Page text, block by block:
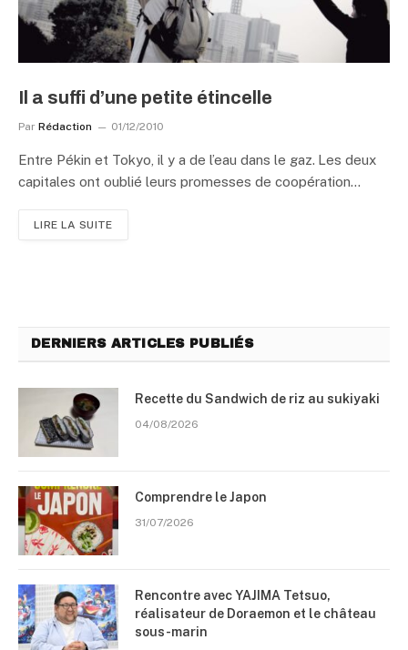
Il a suffi d’une petite étincelle
Par Rédaction 01/12/2010
Entre Pékin et Tokyo, il y a de l’eau dans le gaz. Les deux
capitales ont oublié leurs promesses de coopération…
LIRE LA SUITE
DERNIERS ARTICLES PUBLIÉS
Recette du Sandwich de riz au sukiyaki
04/08/2026
Comprendre le Japon
31/07/2026
Rencontre avec YAJIMA Tetsuo,
réalisateur de Doraemon et le château
sous-marin